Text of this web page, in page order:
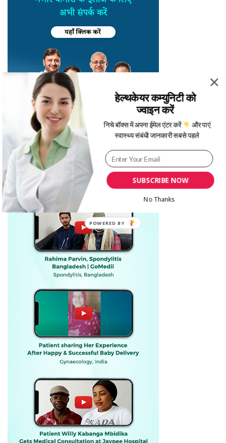
SUBSCRIBE NOW
हेल्थकेयर कम्युनिटी को
ज्वाइन करें
निचे बॉक्स में अपना ईमेल एंटर करें और पाएं
स्वास्थ्य संबंधी जानकारी सबसे पहले
No Thanks
POWERED BY